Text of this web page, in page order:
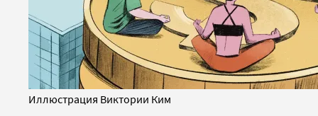
Иллюстрация Виктории Ким